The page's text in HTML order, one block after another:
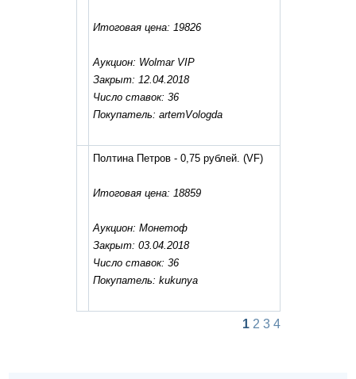
Итоговая цена: 19826
Аукцион: Wolmar VIP
Закрыт: 12.04.2018
Число ставок: 36
Покупатель: artemVologda
Полтина Петров - 0,75 рублей. (VF)
Итоговая цена: 18859
Аукцион: Монетоф
Закрыт: 03.04.2018
Число ставок: 36
Покупатель: kukunya
1 2 3 4